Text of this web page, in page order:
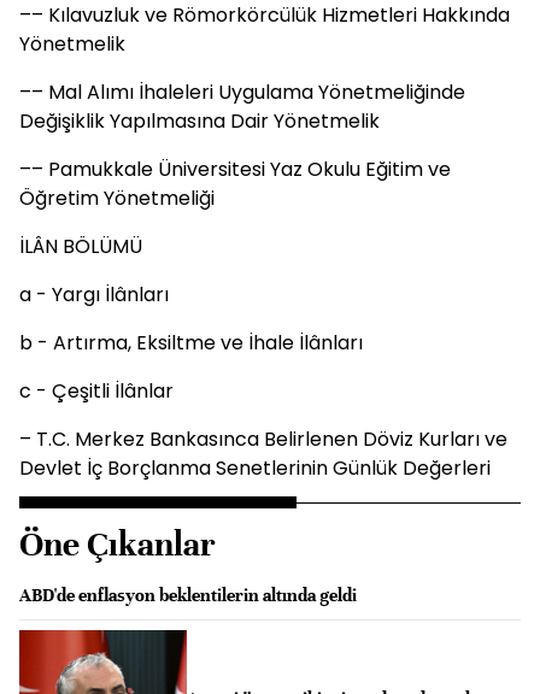
–– Kılavuzluk ve Römorkörcülük Hizmetleri Hakkında
Yönetmelik
–– Mal Alımı İhaleleri Uygulama Yönetmeliğinde
Değişiklik Yapılmasına Dair Yönetmelik
–– Pamukkale Üniversitesi Yaz Okulu Eğitim ve
Öğretim Yönetmeliği
İLÂN BÖLÜMÜ
a - Yargı İlânları
b - Artırma, Eksiltme ve İhale İlânları
c - Çeşitli İlânlar
– T.C. Merkez Bankasınca Belirlenen Döviz Kurları ve
Devlet İç Borçlanma Senetlerinin Günlük Değerleri
Öne Çıkanlar
ABD'de enflasyon beklentilerin altında geldi